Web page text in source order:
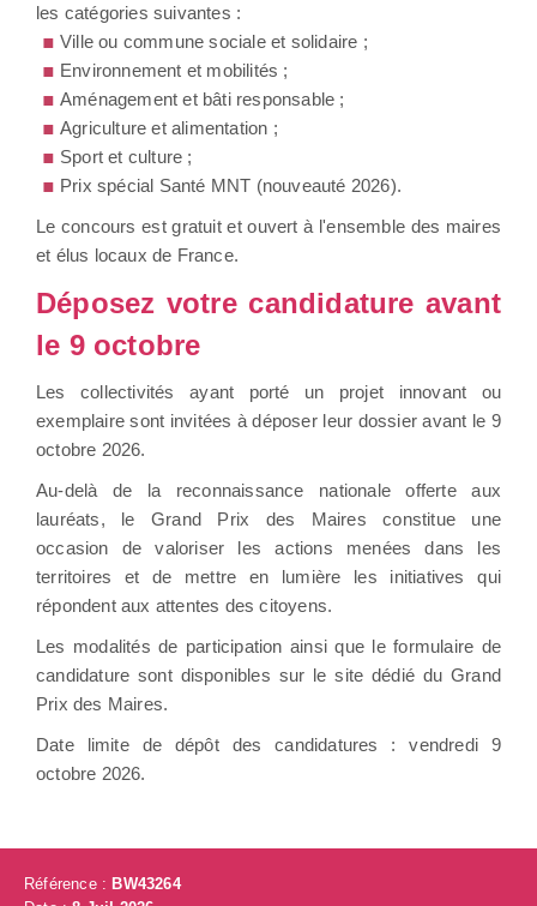
les catégories suivantes :
Ville ou commune sociale et solidaire ;
Environnement et mobilités ;
Aménagement et bâti responsable ;
Agriculture et alimentation ;
Sport et culture ;
Prix spécial Santé MNT (nouveauté 2026).
Le concours est gratuit et ouvert à l'ensemble des maires
et élus locaux de France.
Déposez votre candidature avant
le 9 octobre
Les collectivités ayant porté un projet innovant ou
exemplaire sont invitées à déposer leur dossier avant le 9
octobre 2026.
Au-delà de la reconnaissance nationale offerte aux
lauréats, le Grand Prix des Maires constitue une
occasion de valoriser les actions menées dans les
territoires et de mettre en lumière les initiatives qui
répondent aux attentes des citoyens.
Les modalités de participation ainsi que le formulaire de
candidature sont disponibles sur le site dédié du Grand
Prix des Maires.
Date limite de dépôt des candidatures : vendredi 9
octobre 2026.
Référence :BW43264